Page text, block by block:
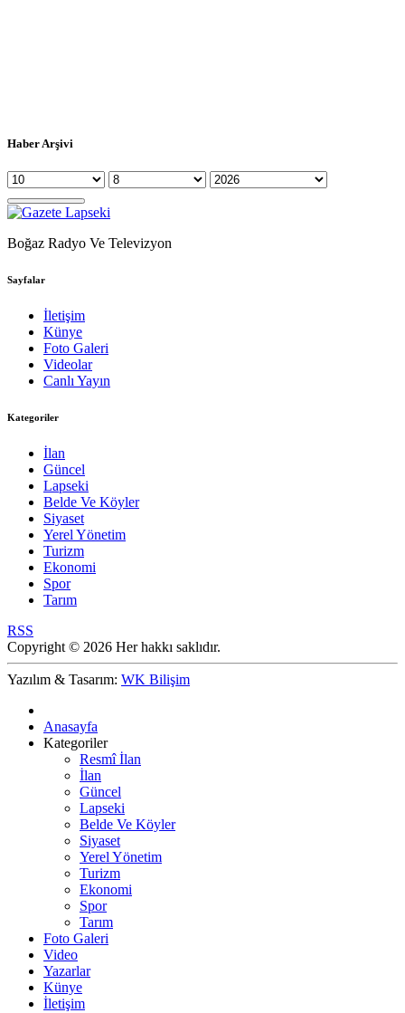
Haber Arşivi
Boğaz Radyo Ve Televizyon
Sayfalar
İletişim
Künye
Foto Galeri
Videolar
Canlı Yayın
Kategoriler
İlan
Güncel
Lapseki
Belde Ve Köyler
Siyaset
Yerel Yönetim
Turizm
Ekonomi
Spor
Tarım
RSS
Copyright © 2026 Her hakkı saklıdır.
Yazılım & Tasarım: WK Bilişim
Anasayfa
Kategoriler
Resmî İlan
İlan
Güncel
Lapseki
Belde Ve Köyler
Siyaset
Yerel Yönetim
Turizm
Ekonomi
Spor
Tarım
Foto Galeri
Video
Yazarlar
Künye
İletişim